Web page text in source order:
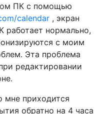
ПК с помощью
calendar , экран
работает нормально,
с моим
Эта проблема
редактировании
мне приходится
обратно на 4 часа